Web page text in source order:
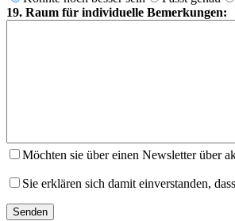
19. Raum für individuelle Bemerkungen:
Möchten sie über einen Newsletter über
Sie erklären sich damit einverstanden,